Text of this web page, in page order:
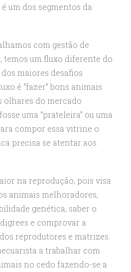
um dos segmentos da
com gestão de
temos um fluxo diferente do
maiores desafios
é “fazer” bons animais
olhares do mercado
uma “prateleira” ou uma
compor essa vitrine o
precisa se atentar aos
na reprodução, pois visa
animais melhoradores,
genética, saber o
e comprovar a
reprodutores e matrizes.
a trabalhar com
no cedo fazendo-se a